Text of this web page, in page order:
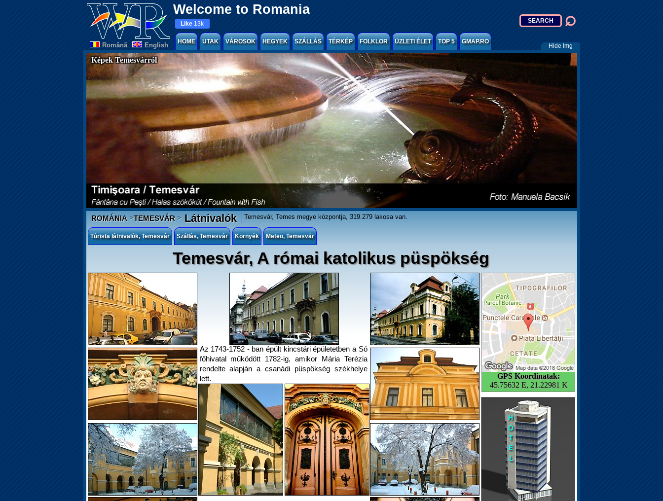
Welcome to Romania
Românã English
Like 13k
HOME UTAK VÁROSOK HEGYEK SZÁLLÁS TÉRKÉP FOLKLOR ÜZLETI ÉLET TOP 5 GMAP.RO
Hide Img
Képek Temesvárról
ROMÁNIA>TEMESVÁR>Látnivalók Temesvár, Temes megye központja, 319.279 lakosa van.
Túrista látnivalók, Temesvár Szállás, Temesvár Környék Meteo, Temesvár
Temesvár, A római katolikus püspökség
GPS Koordinatak:
45.75632 E, 21.22981 K
Az 1743-1752 - ban épült kincstári épületetben a Só
főhivatal működött 1782-ig, amikor Mária Terézia
rendelte alapján a csanádi püspökség székhelye
lett.